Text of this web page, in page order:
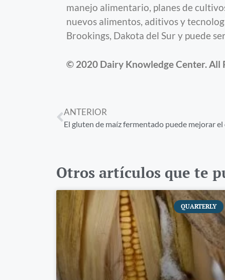
manejo alimentario, planes de
nuevos alimentos, aditivos y
Brookings, Dakota del Sur y puede
© 2020 Dairy Knowledge Center. All
ANTERIOR
El gluten de maíz fermentado puede mejorar
Otros artículos que te
QUARTERLY